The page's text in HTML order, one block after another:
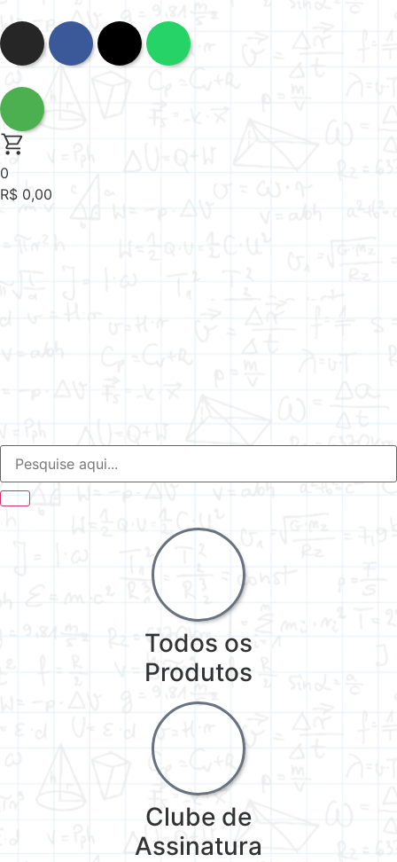
0
R$ 0,00
Todos os
Produtos
Clube de
Assinatura